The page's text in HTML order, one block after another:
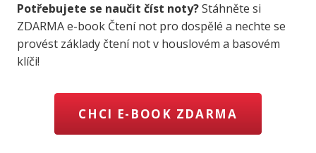
Potřebujete se naučit číst noty?Stáhněte si
ZDARMA e-book Čtení not pro dospělé a nechte se
provést základy čtení not v houslovém a basovém
klíči!
CHCI E-BOOK ZDARMA